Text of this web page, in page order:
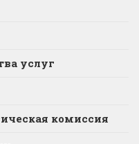
услуг
комиссия